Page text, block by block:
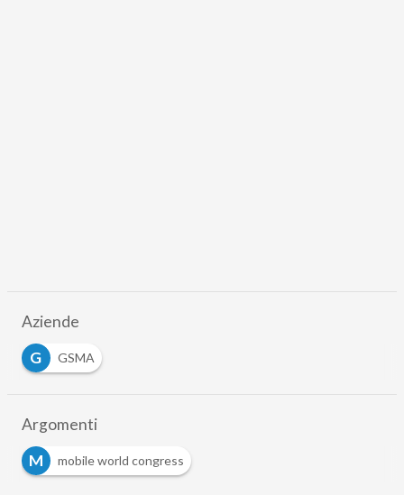
Aziende
G
GSMA
Argomenti
M
mobile world congress